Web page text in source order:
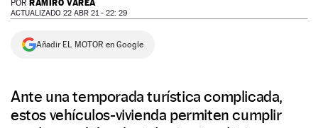
NEWSLETTER
POR RAMIRO VAREA
ACTUALIZADO 22 ABR 21 - 22: 29
Añadir EL MOTOR en Google
Ante una temporada turística complicada,
estos vehículos-vivienda permiten cumplir